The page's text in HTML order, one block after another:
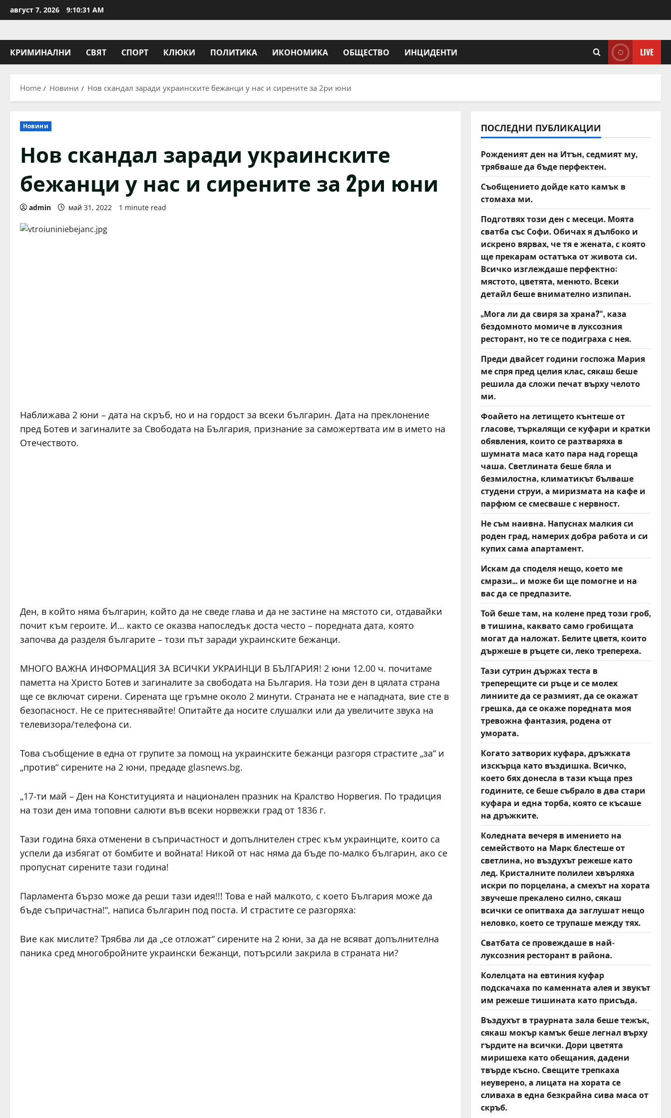
to
август 7, 2026 9:10:31 AM
КРИМИНАЛНИ СВЯТ СПОРТ КЛЮКИ ПОЛИТИКА ИКОНОМИКА ОБЩЕСТВО ИНЦИДЕНТИ LIVE
Home Новини Нов скандал заради украинските бежанци у нас и сирените за 2ри юни
Новини
Нов скандал заради украинските
бежанци у нас и сирените за 2ри юни
admin май 31, 2022 1 minute read
Наближава 2 юни – дата на скръб, но и на гордост за всеки българин. Дата на преклонение
пред Ботев и загиналите за Свободата на България, признание за саможертвата им в името на
Отечеството.
Ден, в който няма българин, който да не сведе глава и да не застине на мястото си, отдавайки
почит към героите. И… както се оказва напоследък доста често – поредната дата, която
започва да разделя българите – този път заради украинските бежанци.
МНОГО ВАЖНА ИНФОРМАЦИЯ ЗА ВСИЧКИ УКРАИНЦИ В БЪЛГАРИЯ! 2 юни 12.00 ч. почитаме
паметта на Христо Ботев и загиналите за свободата на България. На този ден в цялата страна
ще се включат сирени. Сирената ще гръмне около 2 минути. Страната не е нападната, вие сте в
безопасност. Не се притеснявайте! Опитайте да носите слушалки или да увеличите звука на
телевизора/телефона си.
Това съобщение в една от групите за помощ на украинските бежанци разгоря страстите „за“ и
„против“ сирените на 2 юни, предаде glasnews.bg.
„17-ти май – Ден на Конституцията и национален празник на Кралство Норвегия. По традиция
на този ден има топовни салюти във всеки норвежки град от 1836 г.
Тази година бяха отменени в съпричастност и допълнителен стрес към украинците, които са
успели да избягат от бомбите и войната! Никой от нас няма да бъде по-малко българин, ако се
пропуснат сирените тази година!
Парламента бързо може да реши тази идея!!! Това е най малкото, с което България може да
бъде съпричастна!“, написа българин под поста. И страстите се разгоряха:
Вие как мислите? Трябва ли да „се отложат“ сирените на 2 юни, за да не всяват допълнителна
паника сред многобройните украински бежанци, потърсили закрила в страната ни?
ПОСЛЕДНИ ПУБЛИКАЦИИ
Рожденият ден на Итън, седмият му,
трябваше да бъде перфектен.
Съобщението дойде като камък в
стомаха ми.
Подготвях този ден с месеци. Моята
сватба със Софи. Обичах я дълбоко и
искрено вярвах, че тя е жената, с която
ще прекарам остатъка от живота си.
Всичко изглеждаше перфектно:
мястото, цветята, менюто. Всеки
детайл беше внимателно изпипан.
„Мога ли да свиря за храна?“, каза
бездомното момиче в луксозния
ресторант, но те се подиграха с нея.
Преди двайсет години госпожа Мария
ме спря пред целия клас, сякаш беше
решила да сложи печат върху челото
ми.
Фоайето на летището кънтеше от
гласове, търкалящи се куфари и кратки
обявления, които се разтваряха в
шумната маса като пара над гореща
чаша. Светлината беше бяла и
безмилостна, климатикът бълваше
студени струи, а миризмата на кафе и
парфюм се смесваше с нервност.
Не съм наивна. Напуснах малкия си
роден град, намерих добра работа и си
купих сама апартамент.
Искам да споделя нещо, което ме
смрази… и може би ще помогне и на
вас да се предпазите.
Той беше там, на колене пред този гроб,
в тишина, каквато само гробищата
могат да наложат. Белите цветя, които
държеше в ръцете си, леко трепереха.
Тази сутрин държах теста в
треперещите си ръце и се молех
линиите да се размият, да се окажат
грешка, да се окаже поредната моя
тревожна фантазия, родена от
умората.
Когато затворих куфара, дръжката
изскърца като въздишка. Всичко,
което бях донесла в тази къща през
годините, се беше събрало в два стари
куфара и една торба, която се късаше
на дръжките.
Коледната вечеря в имението на
семейството на Марк блестеше от
светлина, но въздухът режеше като
лед. Кристалните полилеи хвърляха
искри по порцелана, а смехът на хората
звучеше прекалено силно, сякаш
всички се опитваха да заглушат нещо
неловко, което се трупаше между тях.
Сватбата се провеждаше в най-
луксозния ресторант в района.
Колелцата на евтиния куфар
подскачаха по каменната алея и звукът
им режеше тишината като присъда.
Въздухът в траурната зала беше тежък,
сякаш мокър камък беше легнал върху
гърдите на всички. Дори цветята
миришеха като обещания, дадени
твърде късно. Свещите трепкаха
неуверено, а лицата на хората се
сливаха в една безкрайна сива маса от
скръб.